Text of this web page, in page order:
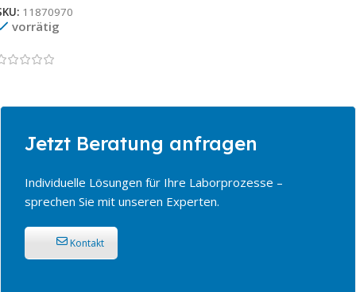
11870970
vorrätig
Jetzt Beratung anfragen
Individuelle Lösungen für Ihre Laborprozesse –
sprechen Sie mit unseren Experten.
Kontakt